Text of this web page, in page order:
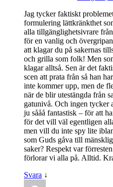
Jag tycker faktiskt
formulering lättkränkthet
alla tillgänglighetsivrare
för en vanlig och
att klagar du på sakernas
och grilla som folk! Men
klagar alltså. Sen är det
scen att prata från så han
inte kommer upp, men de
när de blir utestängda från
gatunivå. Och ingen tycker
ju sååå fantastisk – för att
för det vill väl egentligen
men vill du inte spy lite
som Guds gåva till
saker? Respekt var
förlorar vi alla på. Alltid.
Svara ↓